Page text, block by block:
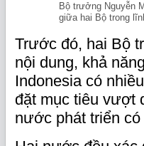
Bộ trưởng Nguyễn
giữa hai Bộ trong
Trước đó, hai Bộ
nội dung, khả
Indonesia có
đặt mục tiêu vượt
nước phát triển